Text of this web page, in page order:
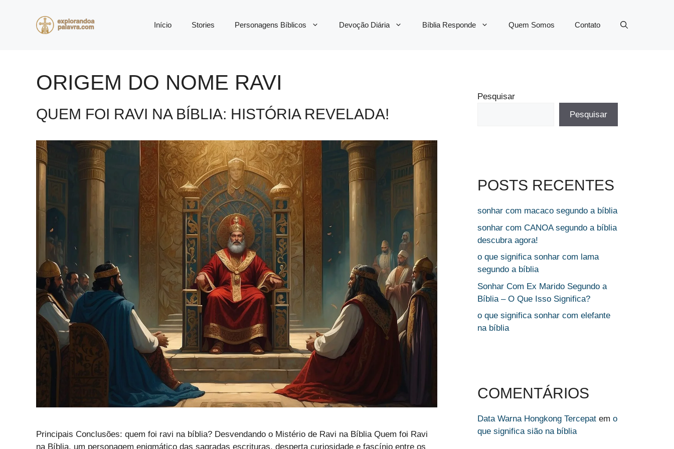
Início Stories Personagens Bíblicos Devoção Diária Bíblia Responde Quem Somos Contato
ORIGEM DO NOME RAVI
QUEM FOI RAVI NA BÍBLIA: HISTÓRIA REVELADA!
Principais Conclusões: quem foi ravi na bíblia? Desvendando o Mistério de Ravi na Bíblia Quem foi Ravi
na Bíblia, um personagem enigmático das sagradas escrituras, desperta curiosidade e fascínio entre os
Pesquisar
Pesquisar
POSTS RECENTES
sonhar com macaco segundo a bíblia
sonhar com CANOA segundo a bíblia
descubra agora!
o que significa sonhar com lama
segundo a bíblia
Sonhar Com Ex Marido Segundo a
Bíblia – O Que Isso Significa?
o que significa sonhar com elefante
na bíblia
COMENTÁRIOS
Data Warna Hongkong Tercepat em o
que significa sião na bíblia